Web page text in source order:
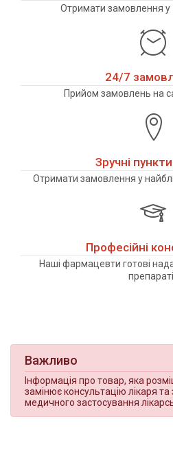
Отримати замовлення у
24/7
Прийом замовлень на
Зручні
Отримати замовлення у
Професійні
Наші фармацевти готові
Важливо
Інформація про товар, яка
замінює консультацію лікаря та
медичного застосування